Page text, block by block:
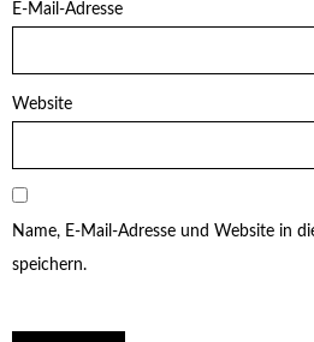
E-Mail-Adresse
Website
Name, E-Mail-Adresse und Website in
speichern.